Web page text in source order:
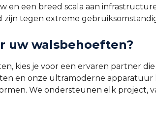
en een breed scala aan
tegen extreme
uw walsbehoeften?
kies je voor een ervaren partner
en onze ultramoderne
We ondersteunen elk